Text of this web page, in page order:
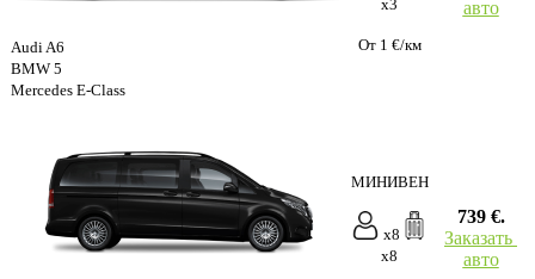
Audi A6
BMW 5
Mercedes E-Class
x3
От 1 €/км
авто
МИНИВЕН
x8
x8
739 €.
Заказать
авто